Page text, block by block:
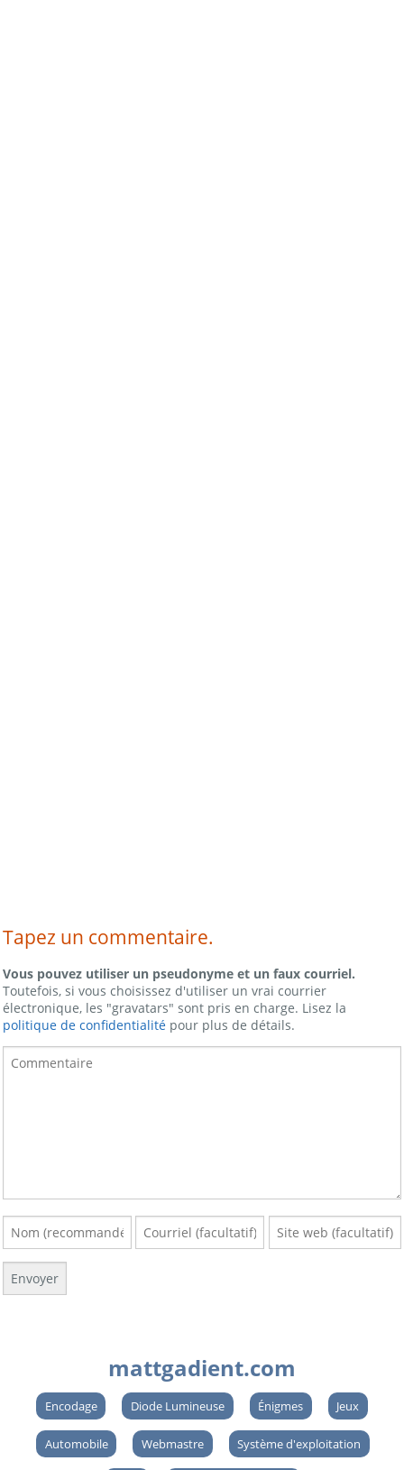
Tapez un commentaire.
Vous pouvez utiliser un pseudonyme et un faux courriel.
Toutefois, si vous choisissez d'utiliser un vrai courrier
électronique, les "gravatars" sont pris en charge. Lisez la
politique de confidentialité pour plus de détails.
mattgadient.com
Encodage Diode Lumineuse Énigmes Jeux
Automobile Webmastre Système d'exploitation